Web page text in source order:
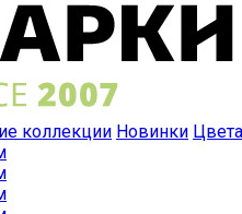
коллекции Новинки Цвета